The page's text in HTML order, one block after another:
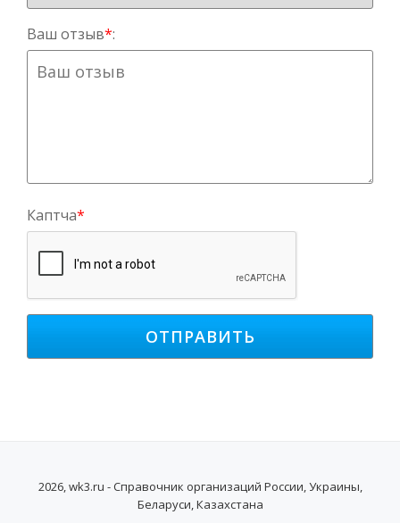
Ваш отзыв*:
Каптча*
2026, wk3.ru - Справочник организаций России, Украины,
Беларуси, Казахстана